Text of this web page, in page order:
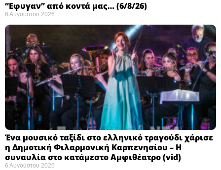
“Εφυγαν” από κοντά μας… (6/8/26)
6 Αυγούστου 2026
Ένα μουσικό ταξίδι στο ελληνικό τραγούδι χάρισε
η Δημοτική Φιλαρμονική Καρπενησίου – Η
συναυλία στο κατάμεστο Αμφιθέατρο (vid)
6 Αυγούστου 2026